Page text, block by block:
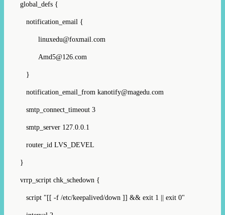
global_defs {
notification_email {
linuxedu@foxmail.com
Amd5@126.com
}
notification_email_from kanotify@magedu.com
smtp_connect_timeout 3
smtp_server 127.0.0.1
router_id LVS_DEVEL
}
vrrp_script chk_schedown {
script "[[ -f /etc/keepalived/down ]] && exit 1 || exit 0"